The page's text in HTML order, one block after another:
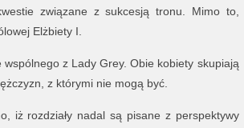
związane z sukcesją tronu. Mimo to,
Elżbiety I.
z Lady Grey. Obie kobiety skupiają
z którymi nie mogą być.
iż rozdziały nadal są pisane z perspektywy